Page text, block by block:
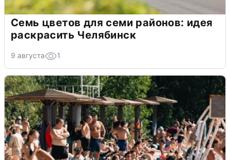
Семь цветов для семи районов: идея
раскрасить Челябинск
9 августа 1